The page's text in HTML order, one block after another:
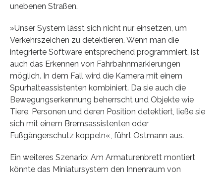
unebenen Straßen.
»Unser System lässt sich nicht nur einsetzen, um
Verkehrszeichen zu detektieren. Wenn man die
integrierte Software entsprechend programmiert, ist
auch das Erkennen von Fahrbahnmarkierungen
möglich. In dem Fall wird die Kamera mit einem
Spurhalteassistenten kombiniert. Da sie auch die
Bewegungserkennung beherrscht und Objekte wie
Tiere, Personen und deren Position detektiert, ließe sie
sich mit einem Bremsassistenten oder
Fußgängerschutz koppeln«, führt Ostmann aus.
Ein weiteres Szenario: Am Armaturenbrett montiert
könnte das Miniatursystem den Innenraum von